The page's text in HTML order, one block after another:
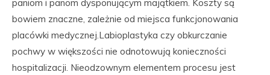
paniom i panom dysponującym majątkiem. Koszty są
bowiem znaczne, zależnie od miejsca funkcjonowania
placówki medycznej.Labioplastyka czy obkurczanie
pochwy w większości nie odnotowują konieczności
hospitalizacji. Nieodzownym elementem procesu jest